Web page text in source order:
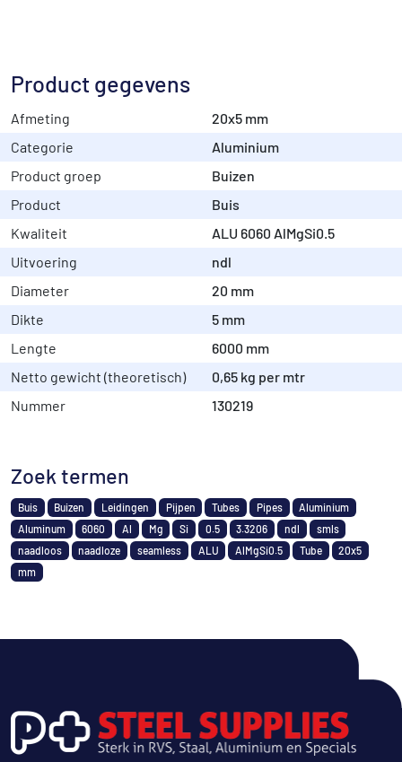
Product gegevens
Afmeting
20x5 mm
Categorie
Aluminium
Product groep
Buizen
Product
Buis
Kwaliteit
ALU 6060 AlMgSi0.5
Uitvoering
ndl
Diameter
20 mm
Dikte
5 mm
Lengte
6000 mm
Netto gewicht (theoretisch)
0,65 kg per mtr
Nummer
130219
Zoek termen
Buis Buizen Leidingen Pijpen Tubes Pipes
Aluminium
Aluminum
6060 Al Mg Si 0.5 3.3206 ndl
smls
naadloos
naadloze seamless ALU AlMgSi0.5 Tube
20x5
mm